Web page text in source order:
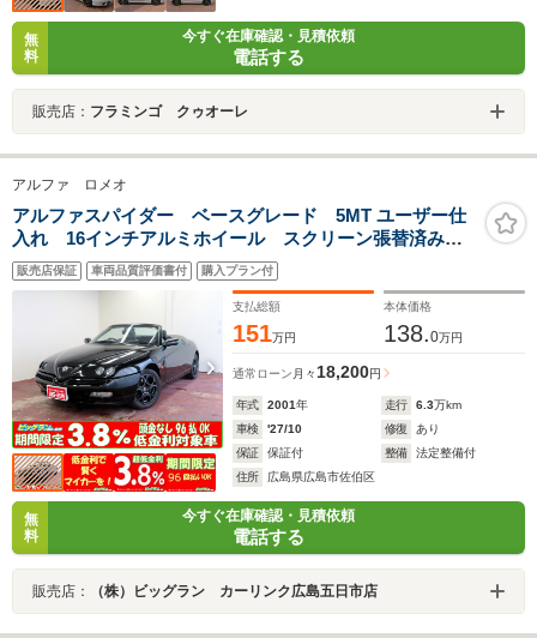
無
料
今すぐ在庫確認・見積依頼
電話する
販売店： フラミンゴ クゥオーレ
アルファ ロメオ
アルファスパイダー ベースグレード 5MT ユーザー仕
入れ 16インチアルミホイール スクリーン張替済み
幌破れ無し
販売店保証 車両品質評価書付 購入プラン付
支払総額
151万円
本体価格
138.0万円
通常ローン 月々 18,200円
年式 2001年 走行 6.3万km
車検
'27/10 修復
あり
保証
保証付 整備
法定整備付
住所
広島県広島市佐伯区
無
料
今すぐ在庫確認・見積依頼
電話する
販売店： （株）ビッグラン カーリンク広島五日市店